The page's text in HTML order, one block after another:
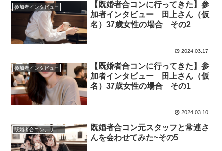
参加者インタビュー
【既婚者合コンに行ってきた】参
加者インタビュー 田上さん（仮
名）37歳女性の場合 その2
2024.03.17
参加者インタビュー
【既婚者合コンに行ってきた】参
加者インタビュー 田上さん（仮
名）37歳女性の場合 その1
2024.03.10
既婚者合コン、サークル、パーティーについて
既婚者合コン元スタッフと常連さ
んを会わせてみた~その5